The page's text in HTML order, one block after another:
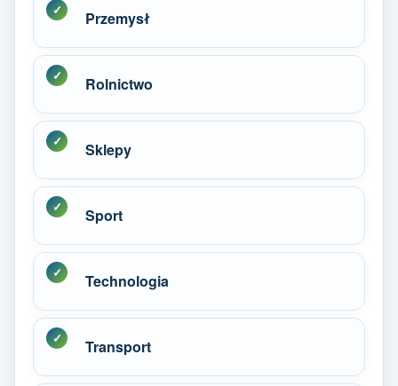
Przemysł
Rolnictwo
Sklepy
Sport
Technologia
Transport